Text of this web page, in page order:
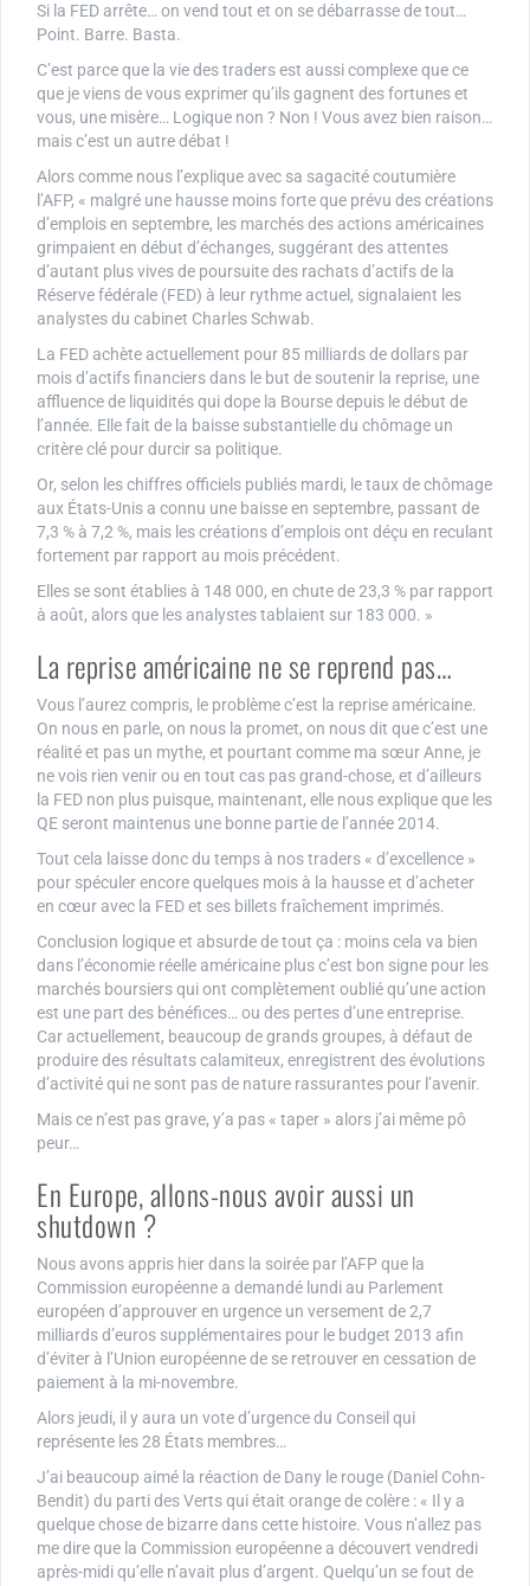
Si la FED arrête… on vend tout et on se débarrasse de tout…
Point. Barre. Basta.
C’est parce que la vie des traders est aussi complexe que ce
que je viens de vous exprimer qu’ils gagnent des fortunes et
vous, une misère… Logique non ? Non ! Vous avez bien raison…
mais c’est un autre débat !
Alors comme nous l’explique avec sa sagacité coutumière
l’AFP, « malgré une hausse moins forte que prévu des créations
d’emplois en septembre, les marchés des actions américaines
grimpaient en début d’échanges, suggérant des attentes
d’autant plus vives de poursuite des rachats d’actifs de la
Réserve fédérale (FED) à leur rythme actuel, signalaient les
analystes du cabinet Charles Schwab.
La FED achète actuellement pour 85 milliards de dollars par
mois d’actifs financiers dans le but de soutenir la reprise, une
affluence de liquidités qui dope la Bourse depuis le début de
l’année. Elle fait de la baisse substantielle du chômage un
critère clé pour durcir sa politique.
Or, selon les chiffres officiels publiés mardi, le taux de chômage
aux États-Unis a connu une baisse en septembre, passant de
7,3 % à 7,2 %, mais les créations d’emplois ont déçu en reculant
fortement par rapport au mois précédent.
Elles se sont établies à 148 000, en chute de 23,3 % par rapport
à août, alors que les analystes tablaient sur 183 000. »
La reprise américaine ne se reprend pas…
Vous l’aurez compris, le problème c’est la reprise américaine.
On nous en parle, on nous la promet, on nous dit que c’est une
réalité et pas un mythe, et pourtant comme ma sœur Anne, je
ne vois rien venir ou en tout cas pas grand-chose, et d’ailleurs
la FED non plus puisque, maintenant, elle nous explique que les
QE seront maintenus une bonne partie de l’année 2014.
Tout cela laisse donc du temps à nos traders « d’excellence »
pour spéculer encore quelques mois à la hausse et d’acheter
en cœur avec la FED et ses billets fraîchement imprimés.
Conclusion logique et absurde de tout ça : moins cela va bien
dans l’économie réelle américaine plus c’est bon signe pour les
marchés boursiers qui ont complètement oublié qu’une action
est une part des bénéfices… ou des pertes d’une entreprise.
Car actuellement, beaucoup de grands groupes, à défaut de
produire des résultats calamiteux, enregistrent des évolutions
d’activité qui ne sont pas de nature rassurantes pour l’avenir.
Mais ce n’est pas grave, y’a pas « taper » alors j’ai même pô
peur…
En Europe, allons-nous avoir aussi un
shutdown ?
Nous avons appris hier dans la soirée par l’AFP que la
Commission européenne a demandé lundi au Parlement
européen d’approuver en urgence un versement de 2,7
milliards d’euros supplémentaires pour le budget 2013 afin
d’éviter à l’Union européenne de se retrouver en cessation de
paiement à la mi-novembre.
Alors jeudi, il y aura un vote d’urgence du Conseil qui
représente les 28 États membres…
J’ai beaucoup aimé la réaction de Dany le rouge (Daniel Cohn-
Bendit) du parti des Verts qui était orange de colère : « Il y a
quelque chose de bizarre dans cette histoire. Vous n’allez pas
me dire que la Commission européenne a découvert vendredi
après-midi qu’elle n’avait plus d’argent. Quelqu’un se fout de